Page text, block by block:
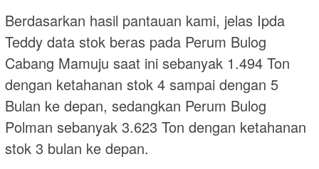
Berdasarkan hasil pantauan kami, jelas Ipda
Teddy data stok beras pada Perum Bulog
Cabang Mamuju saat ini sebanyak 1.494 Ton
dengan ketahanan stok 4 sampai dengan 5
Bulan ke depan, sedangkan Perum Bulog
Polman sebanyak 3.623 Ton dengan ketahanan
stok 3 bulan ke depan.